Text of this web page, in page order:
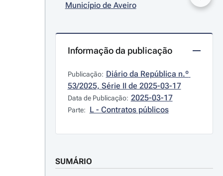
Município de Aveiro
Informação da publicação
Publicação: Diário da República n.º
53/2025, Série II de 2025-03-17
Data de Publicação: 2025-03-17
Parte: L - Contratos públicos
SUMÁRIO